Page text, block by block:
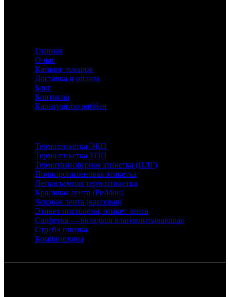
Главная
О нас
Каталог товаров
Доставка и оплата
Блог
Контакты
Калькулятор риббон
Термоэтикетка ЭКО
Термоэтикетка ТОП
Термотрансферная этикетка (ПЛГ)
Полипропиленовая этикетка
Легкосъемная термоэтикетка
Красящая лента (Риббон)
Чековая лента (кассовая)
Этикет пистолеты, этикет лента
Салфетка — вкладыш влаговпитывающая
Стрейч пленка
Комбинезоны